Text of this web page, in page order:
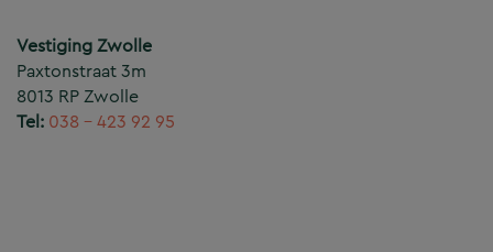
Vestiging Zwolle
Paxtonstraat 3m
8013 RP Zwolle
Tel: 038 – 423 92 95